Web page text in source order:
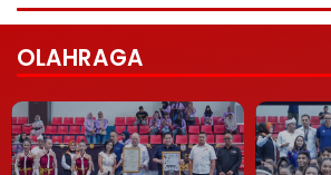
OLAHRAGA